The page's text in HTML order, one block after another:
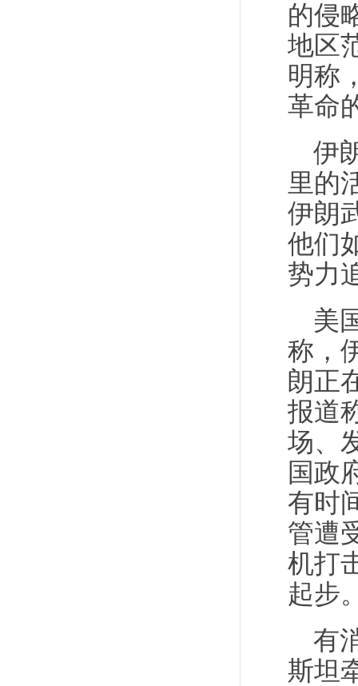
的侵
地区
明称
革命
伊
里的
伊朗
他们
势力
美
称，
朗正
报道
场、
国政
有时
管遭
机打
起步
有
斯坦